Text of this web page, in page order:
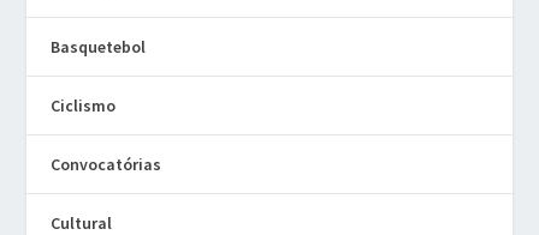
Basquetebol
Ciclismo
Convocatórias
Cultural